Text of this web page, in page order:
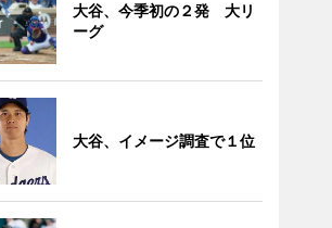
大谷、今季初の２発 大リ
ーグ
大谷、イメージ調査で１位